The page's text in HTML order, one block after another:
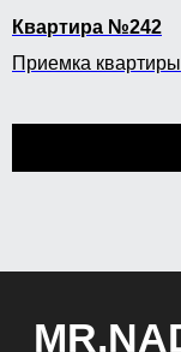
Квартира №242
Приемка квартиры